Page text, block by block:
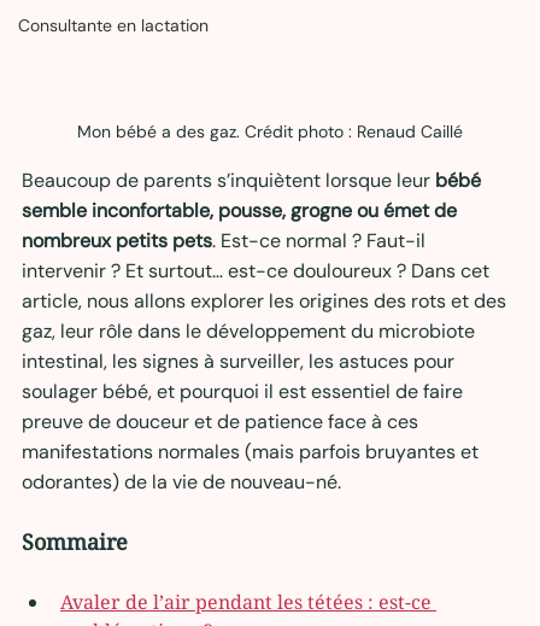
Consultante en lactation
Mon bébé a des gaz. Crédit photo : Renaud Caillé
Beaucoup de parents s’inquiètent lorsque leur bébé
semble inconfortable, pousse, grogne ou émet de
nombreux petits pets. Est-ce normal ? Faut-il
intervenir ? Et surtout… est-ce douloureux ? Dans cet
article, nous allons explorer les origines des rots et des
gaz, leur rôle dans le développement du microbiote
intestinal, les signes à surveiller, les astuces pour
soulager bébé, et pourquoi il est essentiel de faire
preuve de douceur et de patience face à ces
manifestations normales (mais parfois bruyantes et
odorantes) de la vie de nouveau-né.
Sommaire
Avaler de l’air pendant les tétées : est-ce